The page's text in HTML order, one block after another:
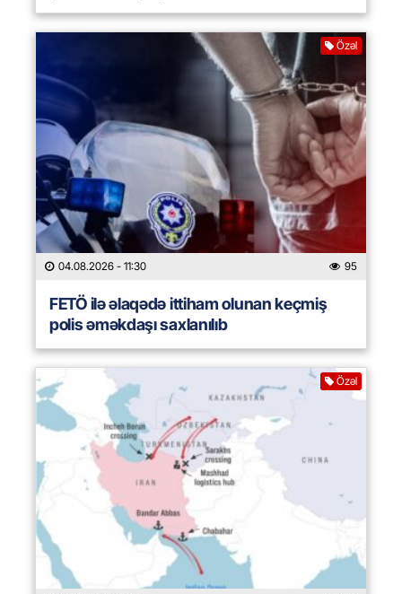
Özəl
04.08.2026 - 11:30 95
FETÖ ilə əlaqədə ittiham olunan keçmiş
polis əməkdaşı saxlanılıb
Özəl